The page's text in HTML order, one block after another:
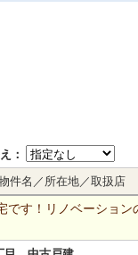
：
件名／所在地／取扱店
す！リノベーション